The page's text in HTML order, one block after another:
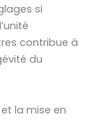
si
contribue à
du
la mise en